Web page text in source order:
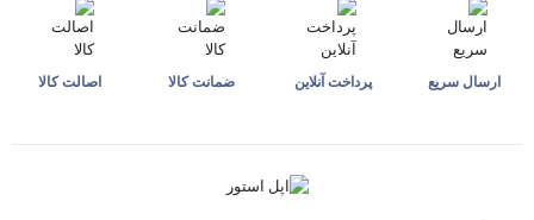
ارسال سریع پرداخت آنلاین ضمانت کالا اصالت کالا